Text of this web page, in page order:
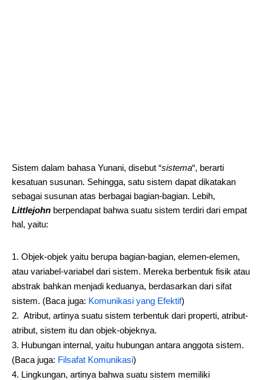
Sistem dalam bahasa Yunani, disebut “sistema“, berarti
kesatuan susunan. Sehingga, satu sistem dapat dikatakan
sebagai susunan atas berbagai bagian-bagian. Lebih,
Littlejohn berpendapat bahwa suatu sistem terdiri dari empat
hal, yaitu:
Objek-objek yaitu berupa bagian-bagian, elemen-elemen,
atau variabel-variabel dari sistem. Mereka berbentuk fisik atau
abstrak bahkan menjadi keduanya, berdasarkan dari sifat
sistem. (Baca juga: Komunikasi yang Efektif)
Atribut, artinya suatu sistem terbentuk dari properti, atribut-
atribut, sistem itu dan objek-objeknya.
Hubungan internal, yaitu hubungan antara anggota sistem.
(Baca juga: Filsafat Komunikasi)
Lingkungan, artinya bahwa suatu sistem memiliki